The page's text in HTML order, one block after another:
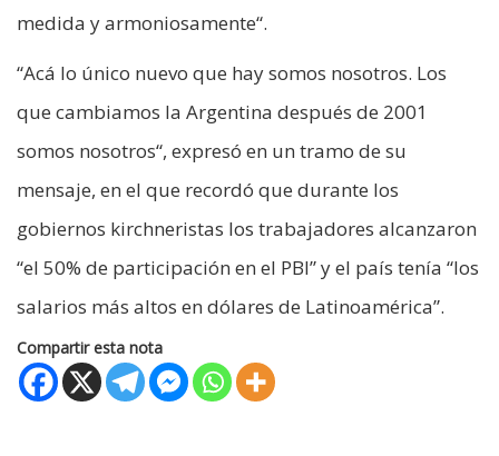
medida y armoniosamente“.
“Acá lo único nuevo que hay somos nosotros. Los
que cambiamos la Argentina después de 2001
somos nosotros“, expresó en un tramo de su
mensaje, en el que recordó que durante los
gobiernos kirchneristas los trabajadores alcanzaron
“el 50% de participación en el PBI” y el país tenía “los
salarios más altos en dólares de Latinoamérica”.
Compartir esta nota